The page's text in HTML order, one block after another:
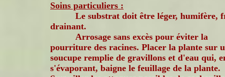
Soins particuliers :
Le substrat doit être léger, humifère,
drainant.
Arrosage sans excès pour éviter la
pourriture des racines. Placer la plante sur
soucupe remplie de gravillons et d'eau qui,
s'évaporant, baigne le feuillage de la plante.